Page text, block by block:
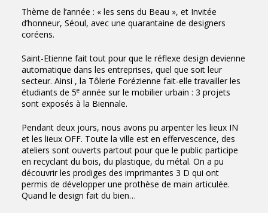
Thème de l’année : « les sens du Beau », et Invitée
d’honneur, Séoul, avec une quarantaine de designers
coréens.
Saint-Etienne fait tout pour que le réflexe design devienne
automatique dans les entreprises, quel que soit leur
secteur. Ainsi , la Tôlerie Forézienne fait-elle travailler les
étudiants de 5e année sur le mobilier urbain : 3 projets
sont exposés à la Biennale.
Pendant deux jours, nous avons pu arpenter les lieux IN
et les lieux OFF. Toute la ville est en effervescence, des
ateliers sont ouverts partout pour que le public participe
en recyclant du bois, du plastique, du métal. On a pu
découvrir les prodiges des imprimantes 3 D qui ont
permis de développer une prothèse de main articulée.
Quand le design fait du bien…